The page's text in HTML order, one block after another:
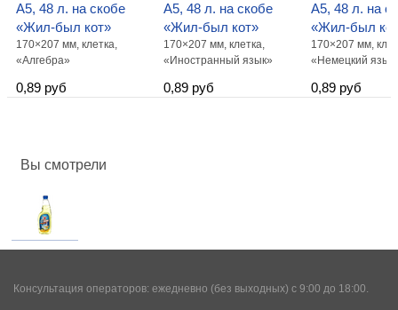
А5, 48 л. на скобе
«Жил-был кот»
170×207 мм, клетка,
«Алгебра»
0,89 руб
А5, 48 л. на скобе
«Жил-был кот»
170×207 мм, клетка,
«Иностранный язык»
0,89 руб
А5, 48 л. на
«Жил-был
170×207 мм,
«Немецкий
0,89 руб
Вы смотрели
Консультация операторов: ежедневно (без выходных) с 9:00 до 18:00.